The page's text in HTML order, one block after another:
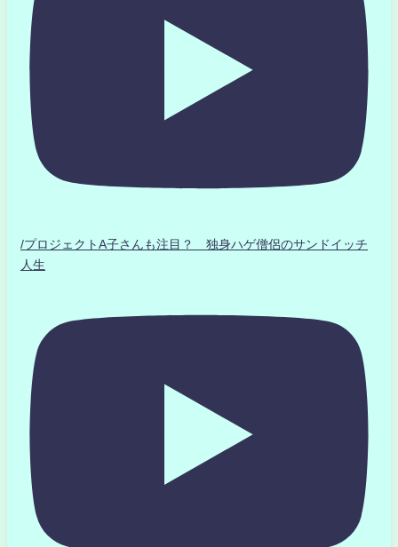
/プロジェクトA子さんも注目？ 独身ハゲ僧侶のサンドイッチ
人生